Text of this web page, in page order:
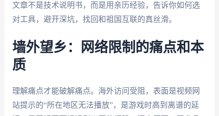
文章不是技术说明书，而是用亲历经验，告诉你如何选
对工具，避开深坑，找回和祖国互联的真丝滑。
墙外望乡：网络限制的痛点和本
质
理解痛点才能破解痛点。海外访问受阻，表面是视频网
站提示的“所在地区无法播放”，是游戏时高到离谱的延